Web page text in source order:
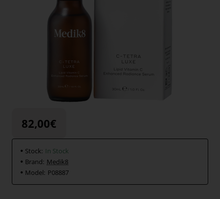
82,00€
Stock: In Stock
Brand: Medik8
Model: P08887